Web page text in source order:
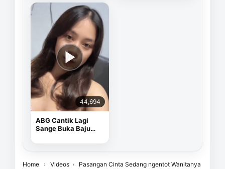
44,694
ABG Cantik Lagi
Sange Buka Baju
Home › Videos ›
Pasangan Cinta Sedang ngentot Wanitanya